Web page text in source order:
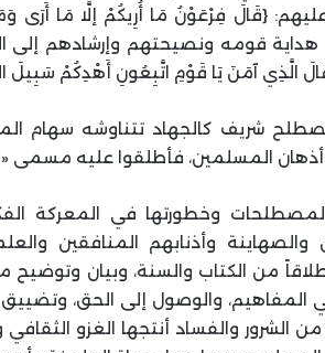
هداية قومه ونصيحتهم وإرشادهم إلى
الَّذِي آمَنَ يَا قَوْمِ اتَّبِعُونِ أَهْدِكُمْ سَبِيلَ
شريف كالجهاد تتناوشه سهام
المسلمين، فأطلقوا عليه مسمى
وخطورتها في المعركة
والصهاينة وأذنابهم المنافقين
من الكتاب والسنة، وبيان وتوضيح
المفاهيم، والوصول إلى الحق،
الشرور والفساد أنتجها الغزو